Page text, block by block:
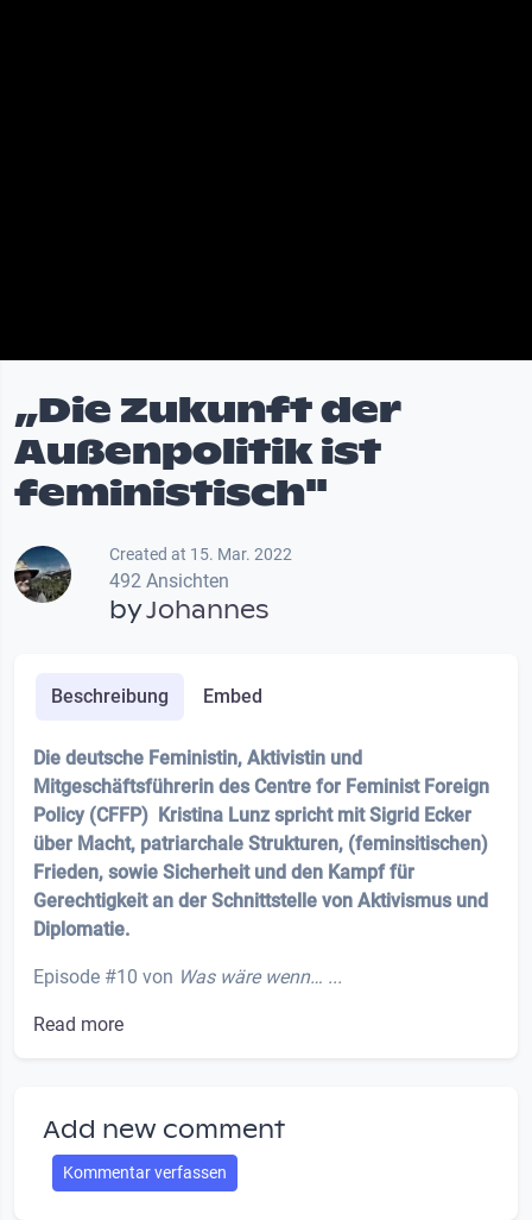
„Die Zukunft der
Außenpolitik ist
feministisch"
Created at 15. Mar. 2022
492 Ansichten
byJohannes
Beschreibung Embed
Die deutsche Feministin, Aktivistin und
Mitgeschäftsführerin des Centre for Feminist Foreign
Policy (CFFP) Kristina Lunz spricht mit Sigrid Ecker
über Macht, patriarchale Strukturen, (feminsitischen)
Frieden, sowie Sicherheit und den Kampf für
Gerechtigkeit an der Schnittstelle von Aktivismus und
Diplomatie.
Episode #10 von Was wäre wenn… ...
Read more
Add new comment
Kommentar verfassen